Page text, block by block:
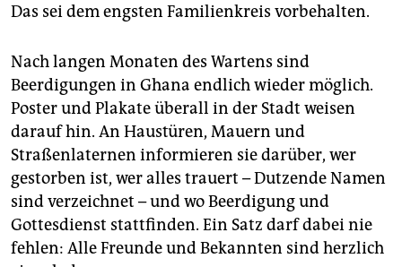
Das sei dem engsten Familienkreis vorbehalten.
Nach langen Monaten des Wartens sind
Beerdigungen in Ghana endlich wieder möglich.
Poster und Plakate überall in der Stadt weisen
darauf hin. An Haustüren, Mauern und
Straßenlaternen informieren sie darüber, wer
gestorben ist, wer alles trauert – Dutzende Namen
sind verzeichnet – und wo Beerdigung und
Gottesdienst stattfinden. Ein Satz darf dabei nie
fehlen: Alle Freunde und Bekannten sind herzlich